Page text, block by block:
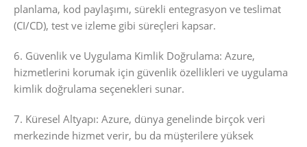
planlama, kod paylaşımı, sürekli entegrasyon ve teslimat
(CI/CD), test ve izleme gibi süreçleri kapsar.
6. Güvenlik ve Uygulama Kimlik Doğrulama: Azure,
hizmetlerini korumak için güvenlik özellikleri ve uygulama
kimlik doğrulama seçenekleri sunar.
7. Küresel Altyapı: Azure, dünya genelinde birçok veri
merkezinde hizmet verir, bu da müşterilere yüksek